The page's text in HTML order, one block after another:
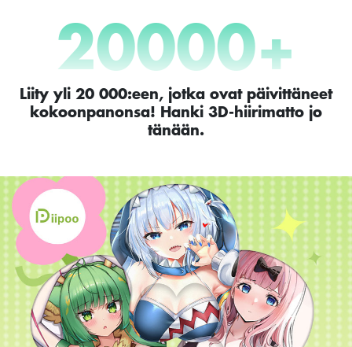
20000+
Liity yli 20 000:een, jotka ovat päivittäneet
kokoonpanonsa! Hanki 3D-hiirimatto jo
tänään.